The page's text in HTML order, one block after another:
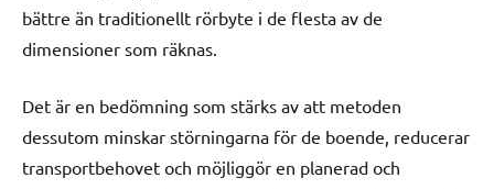
bättre än traditionellt rörbyte i de flesta av de
dimensioner som räknas.
Det är en bedömning som stärks av att metoden
dessutom minskar störningarna för de boende, reducerar
transportbehovet och möjliggör en planerad och